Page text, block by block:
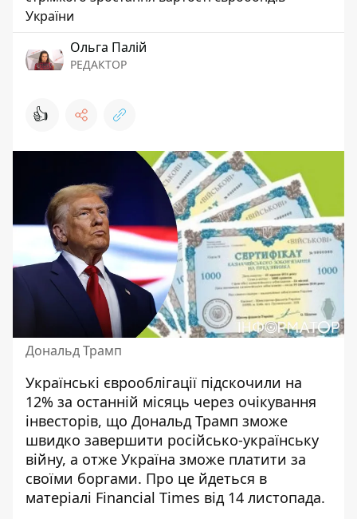
України
Ольга Палій
РЕДАКТОР
👍
Дональд Трамп
Українські єврооблігації підскочили на
12% за останній місяць через очікування
інвесторів, що Дональд Трамп зможе
швидко завершити російсько-українську
війну, а отже Україна зможе платити за
своїми боргами. Про це йдеться в
матеріалі Financial Times від 14 листопада.